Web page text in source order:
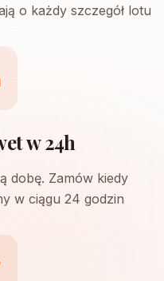
o każdy szczegół lotu
w 24h
dobę. Zamów kiedy
w ciągu 24 godzin